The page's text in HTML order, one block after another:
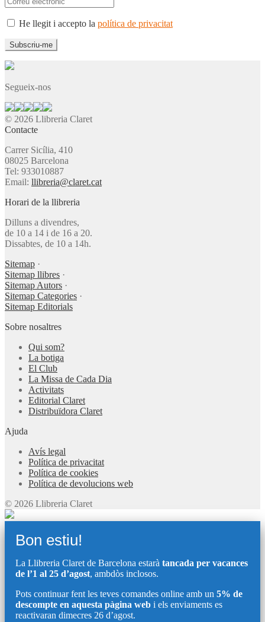
He llegit i accepto la política de privacitat
Segueix-nos
© 2026 Llibreria Claret
Contacte
Carrer Sicília, 410
08025 Barcelona
Tel: 933010887
Email: llibreria@claret.cat
Horari de la llibreria
Dilluns a divendres,
de 10 a 14 i de 16 a 20.
Dissabtes, de 10 a 14h.
Sitemap ·
Sitemap llibres ·
Sitemap Autors ·
Sitemap Categories ·
Sitemap Editorials
Sobre nosaltres
Qui som?
La botiga
El Club
La Missa de Cada Dia
Activitats
Editorial Claret
Distribuïdora Claret
Ajuda
Avís legal
Política de privacitat
Política de cookies
Política de devolucions web
© 2026 Llibreria Claret
Bon estiu!
La Llibreria Claret de Barcelona estarà tancada per vacances
de l’1 al 25 d’agost, ambdòs inclosos.
Pots continuar fent les teves comandes online amb un 5% de
descompte en aquesta pàgina web i els enviaments es
reactivaran dimecres 26 d’agost.